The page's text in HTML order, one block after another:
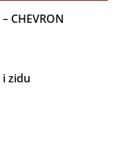
CHEVRON
zidu